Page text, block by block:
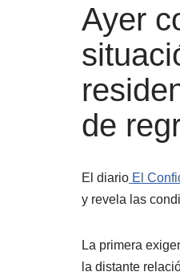
Ayer
de
El diario El
y revela las
La primera
la distante